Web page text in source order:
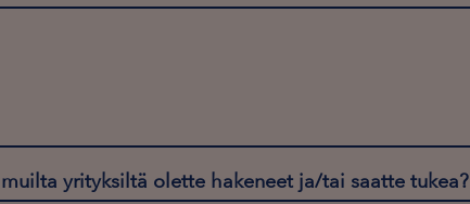
yrityksiltä olette hakeneet ja/tai saatte tukea?